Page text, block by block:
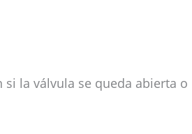
la válvula se queda abierta o